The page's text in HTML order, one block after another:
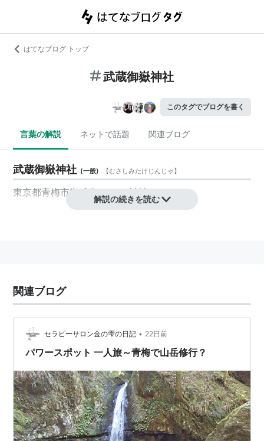
はてなブログ トップ
武蔵御嶽神社
このタグでブログを書く
言葉の解説 ネットで話題 関連ブログ
武蔵御嶽神社 (一般) 【むさしみたけじんじゃ】
東京都青梅市御岳山 にある神社。
解説の続きを読む
関連ブログ
セラピーサロン金の雫の日記 • 22日前
パワースポット 一人旅～青梅で山岳修行？